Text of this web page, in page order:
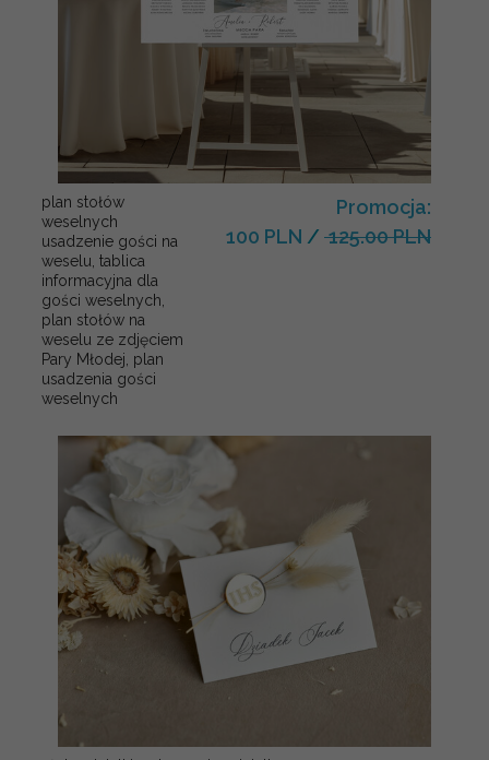
plan stołów
weselnych
usadzenie gości na
weselu, tablica
informacyjna dla
gości weselnych,
plan stołów na
weselu ze zdjęciem
Pary Młodej, plan
usadzenia gości
weselnych
Promocja:
100 PLN / 125.00 PLN